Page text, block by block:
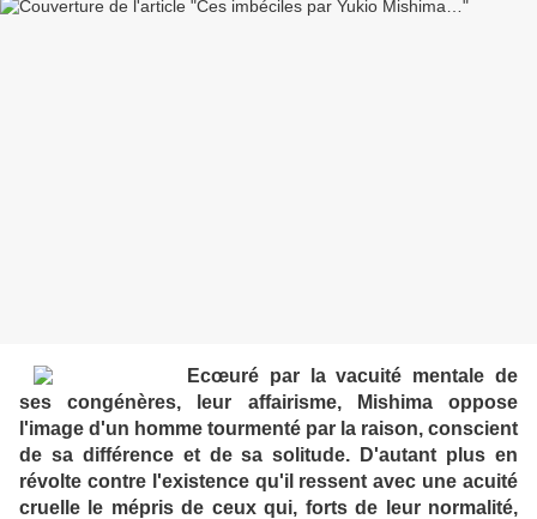
Ecœuré par la vacuité mentale de
ses congénères, leur affairisme, Mishima oppose
l'image d'un homme tourmenté par la raison, conscient
de sa différence et de sa solitude. D'autant plus en
révolte contre l'existence qu'il ressent avec une acuité
cruelle le mépris de ceux qui, forts de leur normalité,